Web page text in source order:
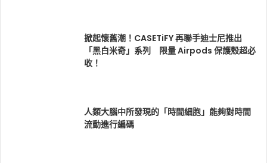
掀起懷舊潮！CASETiFY 再聯手迪士尼推出
「黑白米奇」系列 限量 Airpods 保護殼超必
收！
人類大腦中所發現的「時間細胞」能夠對時間
流動進行編碼